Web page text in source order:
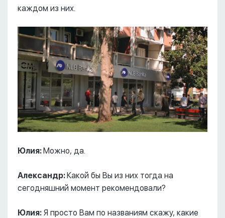
каждом из них.
Юлия:Можно, да.
Александр:Какой бы Вы из них тогда на
сегодняшний момент рекомендовали?
Юлия: Я просто Вам по названиям скажу, какие